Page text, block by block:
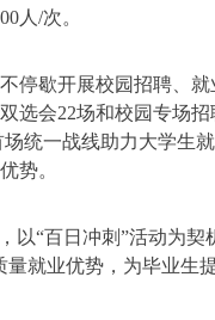
人/次。
停歇开展校园招聘、
选会22场和校园专场
统一战线助力大学生
势。
以“百日冲刺”活动为
就业优势，为毕业生